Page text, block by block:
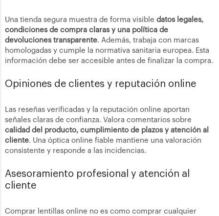
Una tienda segura muestra de forma visible datos legales,
condiciones de compra claras y una política de
devoluciones transparente. Además, trabaja con marcas
homologadas y cumple la normativa sanitaria europea. Esta
información debe ser accesible antes de finalizar la compra.
Opiniones de clientes y reputación online
Las reseñas verificadas y la reputación online aportan
señales claras de confianza. Valora comentarios sobre
calidad del producto, cumplimiento de plazos y atención al
cliente. Una óptica online fiable mantiene una valoración
consistente y responde a las incidencias.
Asesoramiento profesional y atención al
cliente
Comprar lentillas online no es como comprar cualquier